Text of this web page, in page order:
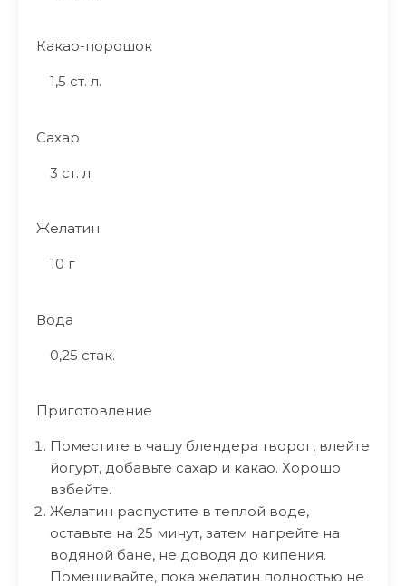
Какао-порошок
1,5 ст. л.
Сахар
3 ст. л.
Желатин
10 г
Вода
0,25 стак.
Приготовление
Поместите в чашу блендера творог, влейте
йогурт, добавьте сахар и какао. Хорошо
взбейте.
Желатин распустите в теплой воде,
оставьте на 25 минут, затем нагрейте на
водяной бане, не доводя до кипения.
Помешивайте, пока желатин полностью не